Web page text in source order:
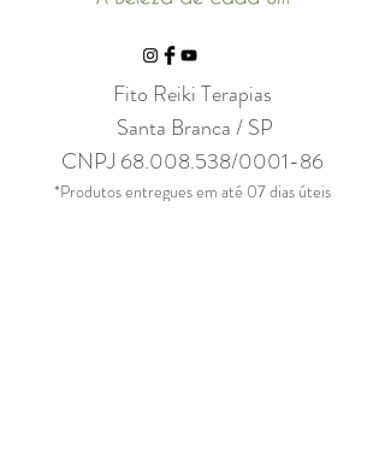
Fito Reiki Terapias
Santa Branca / SP
CNPJ 68.008.538/0001-86
*Produtos entregues em até 07 dias úteis